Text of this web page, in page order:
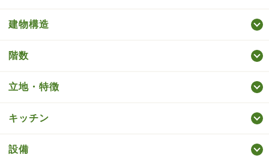
建物構造
階数
立地・特徴
キッチン
設備